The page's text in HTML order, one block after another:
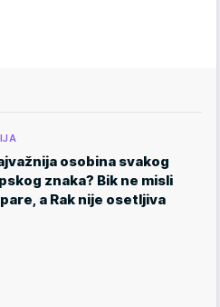
osobina svakog
znaka? Bik ne misli
a Rak nije osetljiva